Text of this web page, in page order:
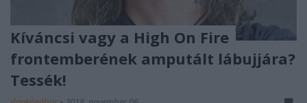
Kíváncsi vagy a High On Fire
frontemberének amputált lábujjára?
Tessék!